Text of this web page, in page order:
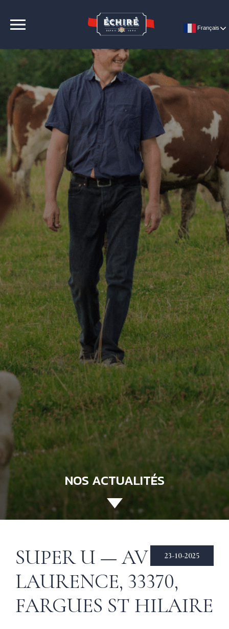
Français
CONTACT
ACCUEIL
ÉCHIRÉ
NOS PRODUITS
D’EXCELLENCE
LE BEURRE
CHARENTES-
NOS ACTUALITÉS
23-10-2025
SUPER U — AV DE LA
LAURENCE, 33370,
FARGUES ST HILAIRE